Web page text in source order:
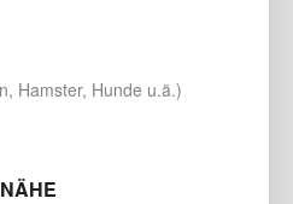
Hamster, Hunde u.ä.)